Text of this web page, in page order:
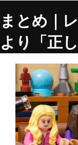
まとめ｜
より「正